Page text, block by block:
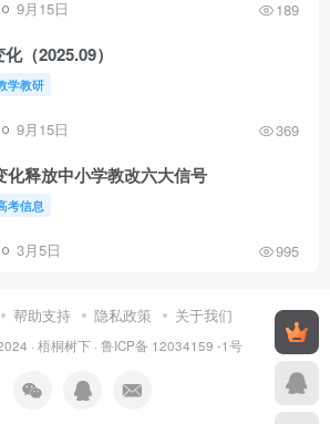
9月15日 189
（2025.09）
学教研
9月15日 369
化释放中小学教改六大信号
考信息
3月5日 995
帮助支持 隐私政策 关于我们
· 梧桐树下· 鲁ICP备 12034159 -1号